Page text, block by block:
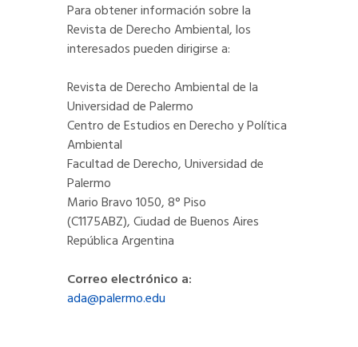
Para obtener información sobre la
Revista de Derecho Ambiental, los
interesados pueden dirigirse a:
Revista de Derecho Ambiental de la
Universidad de Palermo
Centro de Estudios en Derecho y Política
Ambiental
Facultad de Derecho, Universidad de
Palermo
Mario Bravo 1050, 8° Piso
(C1175ABZ), Ciudad de Buenos Aires
República Argentina
Correo electrónico a:
ada@palermo.edu